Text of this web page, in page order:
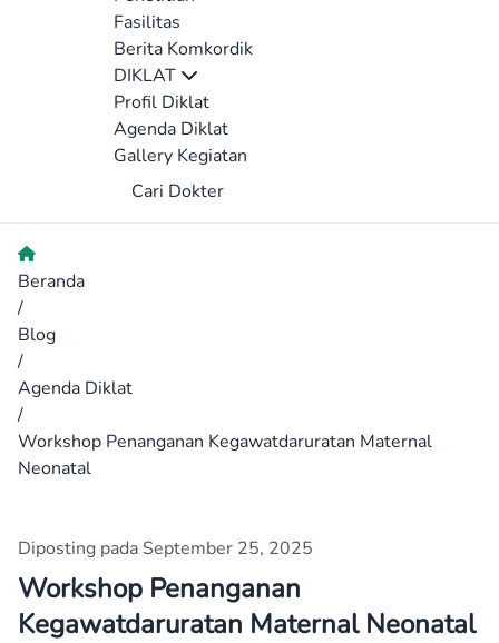
Fasilitas
Berita Komkordik
DIKLAT
Profil Diklat
Agenda Diklat
Gallery Kegiatan
Cari Dokter
Beranda
/
Blog
/
Agenda Diklat
/
Workshop Penanganan Kegawatdaruratan Maternal
Neonatal
Diposting pada September 25, 2025
Workshop Penanganan
Kegawatdaruratan Maternal Neonatal